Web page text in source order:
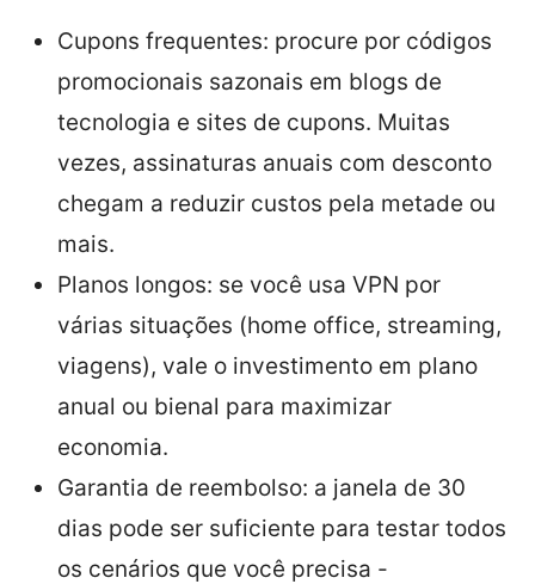
Cupons frequentes: procure por códigos
promocionais sazonais em blogs de
tecnologia e sites de cupons. Muitas
vezes, assinaturas anuais com desconto
chegam a reduzir custos pela metade ou
mais.
Planos longos: se você usa VPN por
várias situações (home office, streaming,
viagens), vale o investimento em plano
anual ou bienal para maximizar
economia.
Garantia de reembolso: a janela de 30
dias pode ser suficiente para testar todos
os cenários que você precisa -